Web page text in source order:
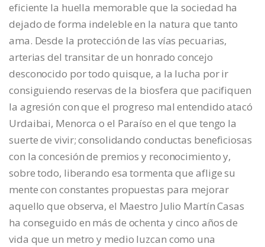
eficiente la huella memorable que la sociedad ha
dejado de forma indeleble en la natura que tanto
ama. Desde la protección de las vías pecuarias,
arterias del transitar de un honrado concejo
desconocido por todo quisque, a la lucha por ir
consiguiendo reservas de la biosfera que pacifiquen
la agresión con que el progreso mal entendido atacó
Urdaibai, Menorca o el Paraíso en el que tengo la
suerte de vivir; consolidando conductas beneficiosas
con la concesión de premios y reconocimiento y,
sobre todo, liberando esa tormenta que aflige su
mente con constantes propuestas para mejorar
aquello que observa, el Maestro Julio Martín Casas
ha conseguido en más de ochenta y cinco años de
vida que un metro y medio luzcan como una